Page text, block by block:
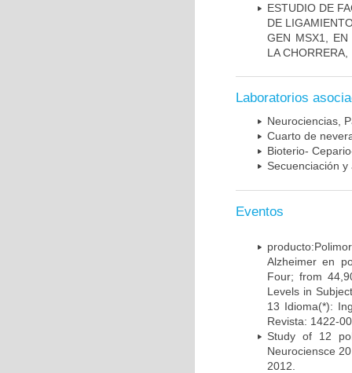
ESTUDIO DE
DE
GEN MSX1, EN
LA
Laboratorios
Neurociencias,
Cuarto de
Bioterio-
Secuenciación
Eventos
Alzheimer en
Four; from
Levels in
13 Idioma(*):
Revista: 1422-
Study of 12
Neurociensce
2012.